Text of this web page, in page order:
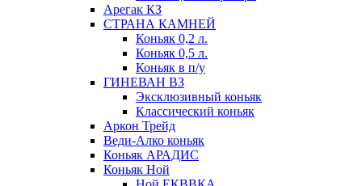
Арегак КЗ
СТРАНА КАМНЕЙ
Коньяк 0,2 л.
Коньяк 0,5 л.
Коньяк в п/у
ГИНЕВАН ВЗ
Эксклюзивный коньяк
Классический коньяк
Аркон Трейд
Веди-Алко коньяк
Коньяк АРАДИС
Коньяк Ной